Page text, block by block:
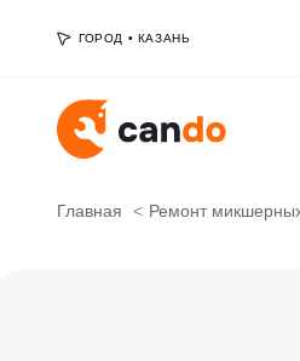
ГОРОД • КАЗАНЬ
Главная Ремонт